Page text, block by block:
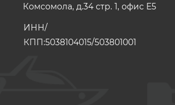
Комсомола, д.34 стр. 1, офис E5
ИНН/
КПП:5038104015/503801001